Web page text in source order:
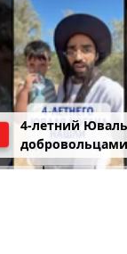
4-летний
добровольцами